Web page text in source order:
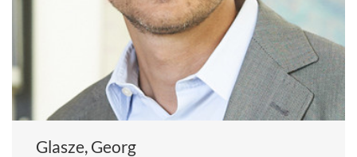
Glasze, Georg